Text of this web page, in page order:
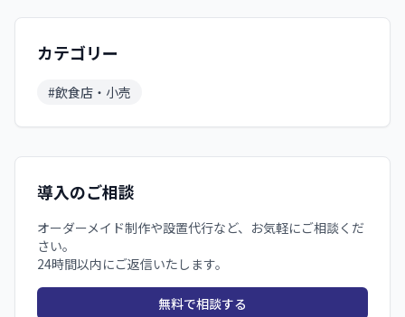
カテゴリー
#飲食店・小売
導入のご相談
オーダーメイド制作や設置代行など、お気軽にご相談くだ
さい。
24時間以内にご返信いたします。
無料で相談する